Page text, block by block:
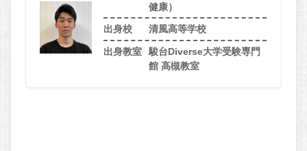
健康）
出身校 清風高等学校
出身教室
駿台Diverse大学受験専門
館 高槻教室